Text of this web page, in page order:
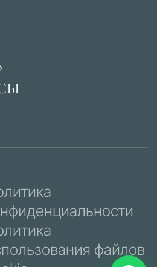
Авеню Рикардо
файлов